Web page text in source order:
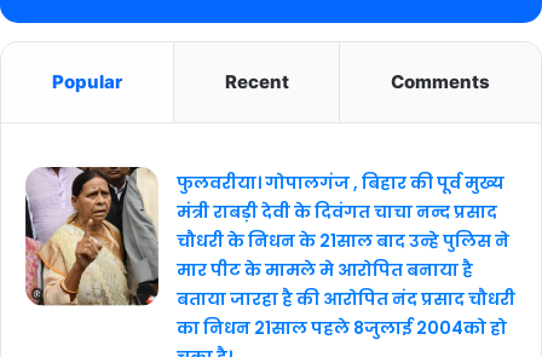
Popular Recent Comments
फुलवरीया। गोपालगंज , बिहार की पूर्व मुख्य
मंत्री राबड़ी देवी के दिवंगत चाचा नन्द प्रसाद
चौधरी के निधन के 21साल बाद उन्हे पुलिस ने
मार पीट के मामले मे आरोपित बनाया है
बताया जारहा है की आरोपित नंद प्रसाद चौधरी
का निधन 21साल पहले 8जुलाई 2004को हो